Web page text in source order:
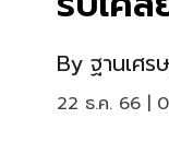
By ฐานเศร
22 ธ.ค. 66 |